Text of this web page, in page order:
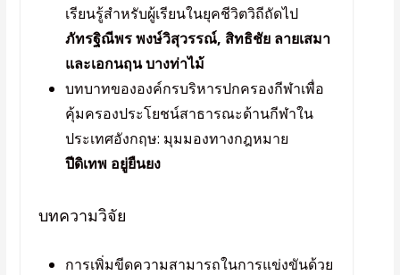
เรียนรู้สำหรับผู้เรียนในยุคชีวิตวิถีถัดไป
ภัทรฐิณีพร พงษ์วิสุวรรณ์, สิทธิชัย ลายเสมา
และเอกนฤน บางท่าไม้
บทบาทขององค์กรบริหารปกครองกีฬาเพื่อ
คุ้มครองประโยชน์สาธารณะด้านกีฬาใน
ประเทศอังกฤษ: มุมมองทางกฎหมาย
ปีดิเทพ อยู่ยืนยง
บทความวิจัย
การเพิ่มขีดความสามารถในการแข่งขันด้วย